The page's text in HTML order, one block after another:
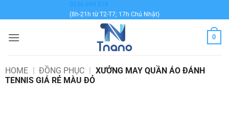
qua
dung
0936 999 878
(8h-21h từ T2-T7; 17h Chủ Nhật)
0
HOME | ĐỒNG PHỤC | XƯỞNG MAY QUẦN ÁO ĐÁNH
TENNIS GIÁ RẺ MÀU ĐỎ